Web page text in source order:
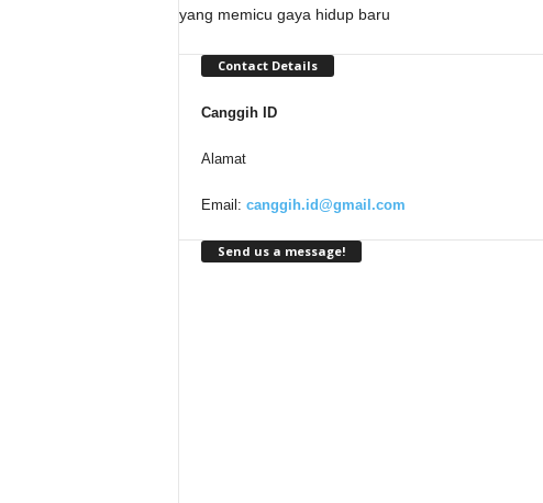
yang memicu gaya hidup baru
Contact Details
Canggih ID
Alamat
Email: canggih.id@gmail.com
Send us a message!